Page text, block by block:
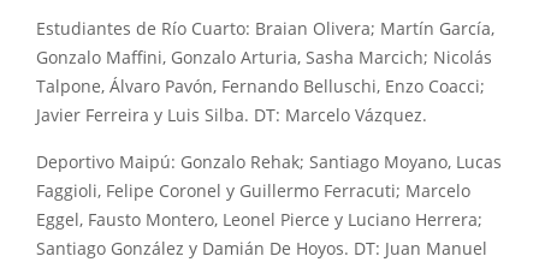
Estudiantes de Río Cuarto: Braian Olivera; Martín García,
Gonzalo Maffini, Gonzalo Arturia, Sasha Marcich; Nicolás
Talpone, Álvaro Pavón, Fernando Belluschi, Enzo Coacci;
Javier Ferreira y Luis Silba. DT: Marcelo Vázquez.
Deportivo Maipú: Gonzalo Rehak; Santiago Moyano, Lucas
Faggioli, Felipe Coronel y Guillermo Ferracuti; Marcelo
Eggel, Fausto Montero, Leonel Pierce y Luciano Herrera;
Santiago González y Damián De Hoyos. DT: Juan Manuel